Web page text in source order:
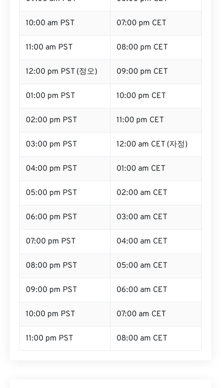
10:00 am PST 07:00 pm CET
11:00 am PST 08:00 pm CET
12:00 pm PST (정오) 09:00 pm CET
01:00 pm PST 10:00 pm CET
02:00 pm PST 11:00 pm CET
03:00 pm PST 12:00 am CET (자정)
04:00 pm PST 01:00 am CET
05:00 pm PST 02:00 am CET
06:00 pm PST 03:00 am CET
07:00 pm PST 04:00 am CET
08:00 pm PST 05:00 am CET
09:00 pm PST 06:00 am CET
10:00 pm PST 07:00 am CET
11:00 pm PST 08:00 am CET